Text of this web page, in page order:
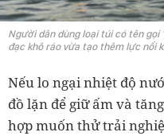
Người dân dùng loại túi có tên gọi
đạc khô ráo vừa tạo thêm lực nổi
Nếu lo ngại nhiệt độ
đồ lặn để giữ ấm và
hợp muốn thử trải